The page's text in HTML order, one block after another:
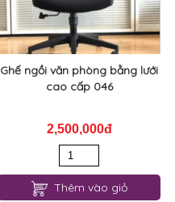
Ghế ngồi văn phòng bằng lưới
cao cấp 046
2,500,000đ
Thêm vào giỏ